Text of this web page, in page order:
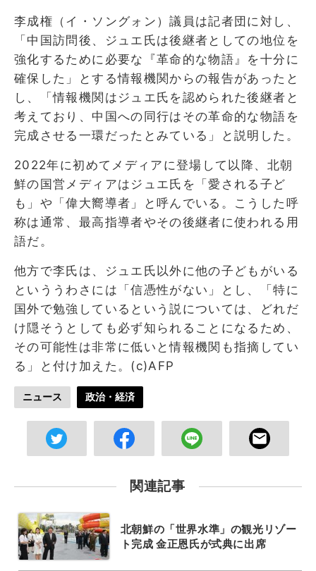
李成権（イ・ソングォン）議員は記者団に対し、
「中国訪問後、ジュエ氏は後継者としての地位を
強化するために必要な『革命的な物語』を十分に
確保した」とする情報機関からの報告があったと
し、「情報機関はジュエ氏を認められた後継者と
考えており、中国への同行はその革命的な物語を
完成させる一環だったとみている」と説明した。
2022年に初めてメディアに登場して以降、北朝
鮮の国営メディアはジュエ氏を「愛される子ど
も」や「偉大嚮導者」と呼んでいる。こうした呼
称は通常、最高指導者やその後継者に使われる用
語だ。
他方で李氏は、ジュエ氏以外に他の子どもがいる
といううわさには「信憑性がない」とし、「特に
国外で勉強しているという説については、どれだ
け隠そうとしても必ず知られることになるため、
その可能性は非常に低いと情報機関も指摘してい
る」と付け加えた。(c)AFP
ニュース 政治・経済
関連記事
北朝鮮の「世界水準」の観光リゾー
ト完成 金正恩氏が式典に出席